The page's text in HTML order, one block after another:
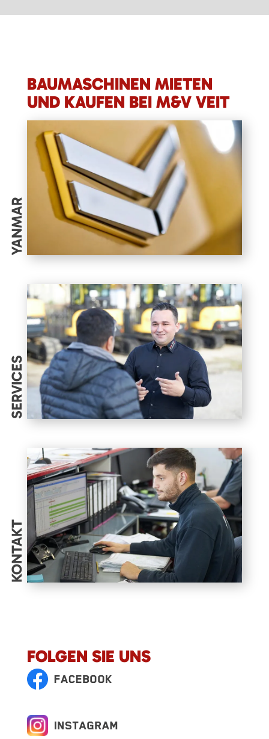
BAUMASCHINEN MIETEN
UND KAUFEN BEI M&V VEIT
YANMAR
SERVICES
KONTAKT
FOLGEN SIE UNS